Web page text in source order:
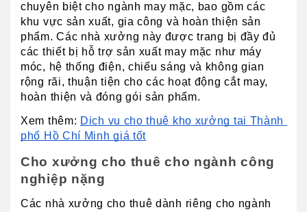
chuyên biệt cho ngành may mặc, bao gồm các
khu vực sản xuất, gia công và hoàn thiện sản
phẩm. Các nhà xưởng này được trang bị đầy đủ
các thiết bị hỗ trợ sản xuất may mặc như máy
móc, hệ thống điện, chiếu sáng và không gian
rộng rãi, thuận tiện cho các hoạt động cắt may,
hoàn thiện và đóng gói sản phẩm.
Xem thêm: Dịch vụ cho thuê kho xưởng tại Thành
phố Hồ Chí Minh giá tốt
Cho xưởng cho thuê cho ngành công
nghiệp nặng
Các nhà xưởng cho thuê dành riêng cho ngành